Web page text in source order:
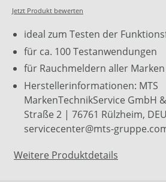
Jetzt Produkt bewerten
ideal zum Testen der
für ca. 100 Testanwendungen
für Rauchmeldern aller Marken
Herstellerinformationen: MTS
MarkenTechnikService GmbH
Straße 2 | 76761 Rülzheim,
servicecenter@mts-
Weitere Produktdetails